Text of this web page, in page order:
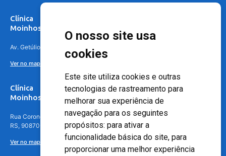
O nosso site usa
cookies
Este site utiliza cookies e outras
tecnologias de rastreamento para
melhorar sua experiência de
navegação para os seguintes
propósitos: para ativar a
funcionalidade básica do site, para
proporcionar uma melhor experiência
Clínica
Moinhos de Vento Canoas
Av. Getúlio Vargas, 4841 – Centro, Canoas – RS, 92010-010
Ver no mapa
Clínica
Moinhos de Vento - Teresópolis
Rua Coronel Aparício Borges, 250 - 3º andar - Teresópolis, Porto Alegre -
RS, 90870-016
Ver no mapa